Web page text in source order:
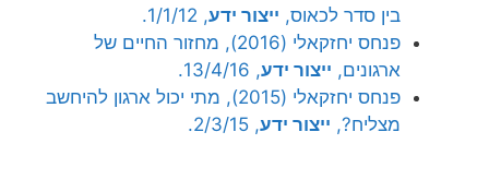
בין סדר לכאוס, ייצור ידע, 1/1/12.
פנחס יחזקאלי (2016), מחזור החיים של
ארגונים, ייצור ידע, 13/4/16.
פנחס יחזקאלי (2015), מתי יכול ארגון להיחשב
מצליח?, ייצור ידע, 2/3/15.